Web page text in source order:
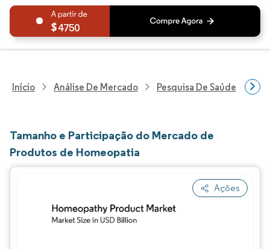
4750
Início Análise De Mercado Pesquisa De Saúde
Tamanho e Participação do Mercado de
Produtos de Homeopatia
Ações